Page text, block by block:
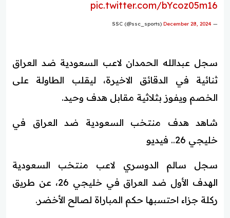
pic.twitter.com/bYcoz05m16
— SSC (@ssc_sports)
December 28, 2024
سجل عبدالله الحمدان لاعب السعودية ضد العراق
ثنائية في الدقائق الاخيرة، ليقلب الطاولة على
الخصم ويفوز بثلاثية مقابل هدف وحيد.
شاهد هدف منتخب السعودية ضد العراق في
خليجي 26.. فيديو
سجل سالم الدوسري لاعب منتخب السعودية
الهدف الأول ضد العراق في خليجي 26، عن طريق
ركلة جزاء احتسبها حكم المباراة لصالح الأخضر.